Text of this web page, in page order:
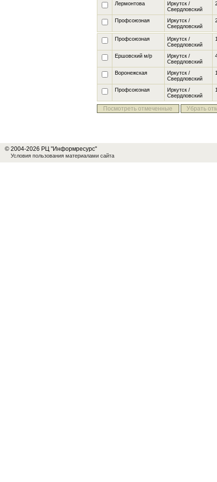
Лермонтова
Иркутск /
Свердловский
Профсоюзная
Иркутск /
Свердловский
Профсоюзная
Иркутск /
Свердловский
Ершовский м/р
Иркутск /
Свердловский
Воронежская
Иркутск /
Свердловский
Профсоюзная
Иркутск /
Свердловский
Посмотреть отмеченные Убрать
© 2004-2026 РЦ "Информресурс"
Условия пользования материалами сайта